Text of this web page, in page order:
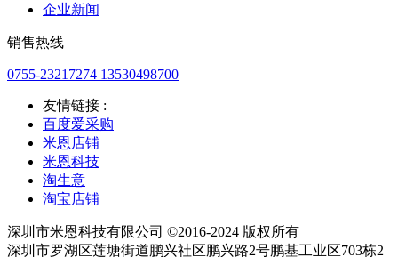
企业新闻
销售热线
0755-23217274 13530498700
友情链接 :
百度爱采购
米恩店铺
米恩科技
淘生意
淘宝店铺
深圳市米恩科技有限公司 ©2016-2024 版权所有
深圳市罗湖区莲塘街道鹏兴社区鹏兴路2号鹏基工业区703栋2